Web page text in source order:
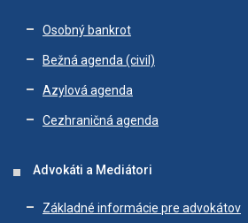
Osobný bankrot
Bežná agenda (civil)
Azylová agenda
Cezhraničná agenda
Advokáti a Mediátori
Základné informácie pre advokátov